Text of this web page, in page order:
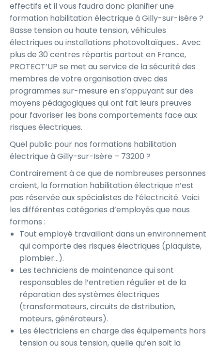
effectifs et il vous faudra donc planifier une
formation habilitation électrique à Gilly-sur-Isère ?
Basse tension ou haute tension, véhicules
électriques ou installations photovoltaïques… Avec
plus de 30 centres répartis partout en France,
PROTECT’UP se met au service de la sécurité des
membres de votre organisation avec des
programmes sur-mesure en s’appuyant sur des
moyens pédagogiques qui ont fait leurs preuves
pour favoriser les bons comportements face aux
risques électriques.
Quel public pour nos formations habilitation
électrique à Gilly-sur-Isère – 73200 ?
Contrairement à ce que de nombreuses personnes
croient, la formation habilitation électrique n’est
pas réservée aux spécialistes de l’électricité. Voici
les différentes catégories d’employés que nous
formons :
Tout employé travaillant dans un environnement
qui comporte des risques électriques (plaquiste,
plombier…).
Les techniciens de maintenance qui sont
responsables de l’entretien régulier et de la
réparation des systèmes électriques
(transformateurs, circuits de distribution,
moteurs, générateurs).
Les électriciens en charge des équipements hors
tension ou sous tension, quelle qu’en soit la